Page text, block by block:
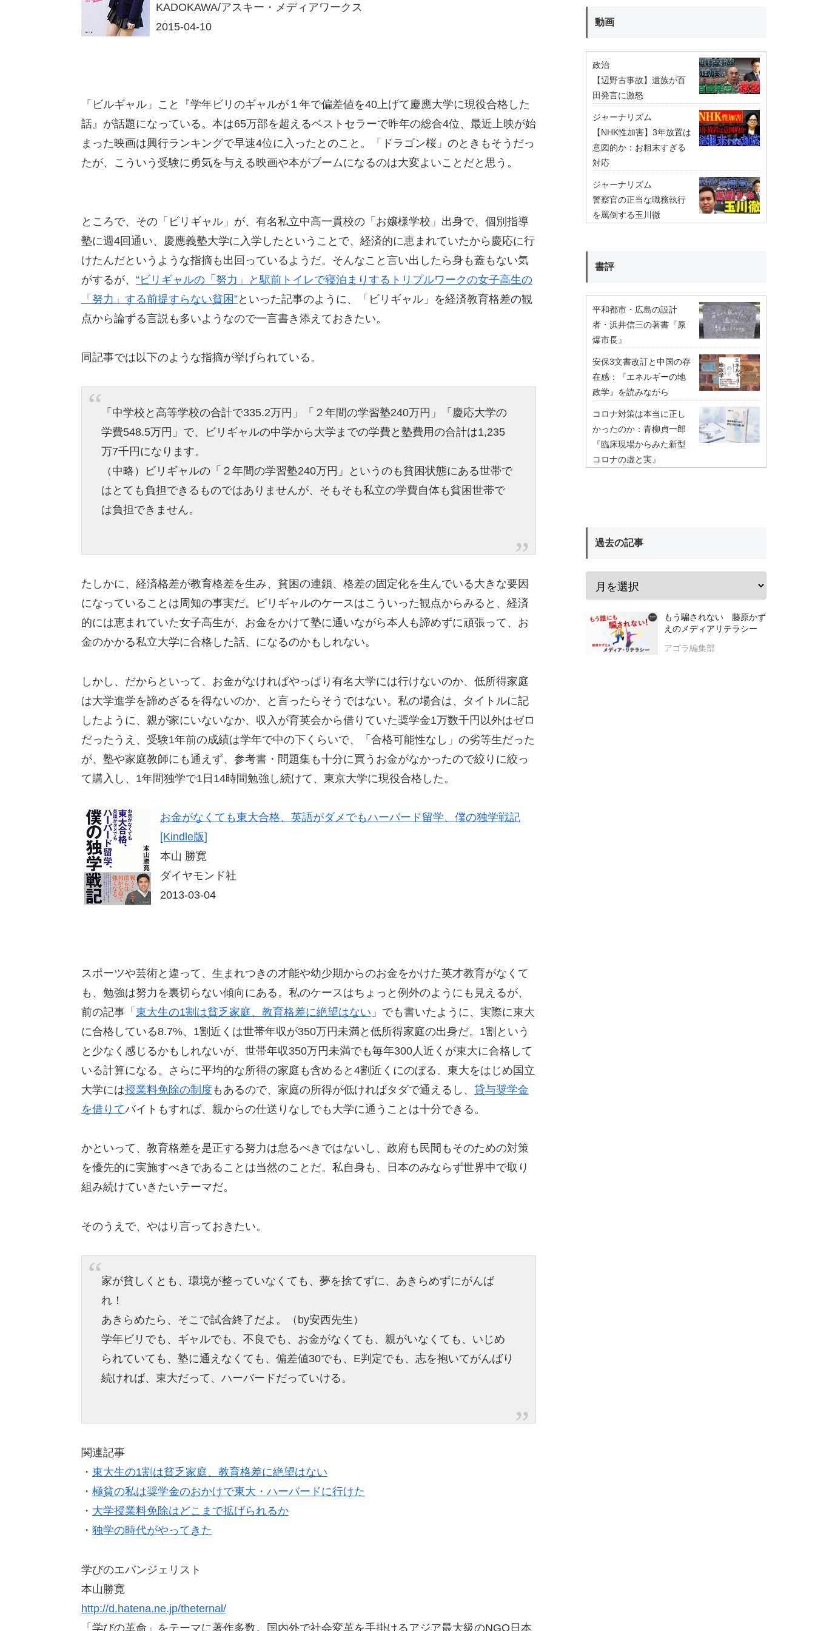
KADOKAWA/アスキー・メディアワークス
2015-04-10
「ビルギャル」こと『学年ビリのギャルが１年で偏差値を40上げて慶應大学に現役合格した
話』が話題になっている。本は65万部を超えるベストセラーで昨年の総合4位、最近上映が始
まった映画は興行ランキングで早速4位に入ったとのこと。「ドラゴン桜」のときもそうだっ
たが、こういう受験に勇気を与える映画や本がブームになるのは大変よいことだと思う。
ところで、その「ビリギャル」が、有名私立中高一貫校の「お嬢様学校」出身で、個別指導
塾に週4回通い、慶應義塾大学に入学したということで、経済的に恵まれていたから慶応に行
けたんだというような指摘も出回っているようだ。そんなこと言い出したら身も蓋もない気
がするが、 “ビリギャルの「努力」と駅前トイレで寝泊まりするトリプルワークの女子高生の
「努力」する前提すらない貧困”といった記事のように、「ビリギャル」を経済教育格差の観
点から論ずる言説も多いようなので一言書き添えておきたい。
同記事では以下のような指摘が挙げられている。
「中学校と高等学校の合計で335.2万円」「２年間の学習塾240万円」「慶応大学の
学費548.5万円」で、ビリギャルの中学から大学までの学費と塾費用の合計は1,235
万7千円になります。
（中略）ビリギャルの「２年間の学習塾240万円」というのも貧困状態にある世帯で
はとても負担できるものではありませんが、そもそも私立の学費自体も貧困世帯で
は負担できません。
たしかに、経済格差が教育格差を生み、貧困の連鎖、格差の固定化を生んでいる大きな要因
になっていることは周知の事実だ。ビリギャルのケースはこういった観点からみると、経済
的には恵まれていた女子高生が、お金をかけて塾に通いながら本人も諦めずに頑張って、お
金のかかる私立大学に合格した話、になるのかもしれない。
しかし、だからといって、お金がなければやっぱり有名大学には行けないのか、低所得家庭
は大学進学を諦めざるを得ないのか、と言ったらそうではない。私の場合は、タイトルに記
したように、親が家にいないなか、収入が育英会から借りていた奨学金1万数千円以外はゼロ
だったうえ、受験1年前の成績は学年で中の下くらいで、「合格可能性なし」の劣等生だった
が、塾や家庭教師にも通えず、参考書・問題集も十分に買うお金がなかったので絞りに絞っ
て購入し、1年間独学で1日14時間勉強し続けて、東京大学に現役合格した。
お金がなくても東大合格、英語がダメでもハーバード留学、僕の独学戦記
[Kindle版]
本山 勝寛
ダイヤモンド社
2013-03-04
スポーツや芸術と違って、生まれつきの才能や幼少期からのお金をかけた英才教育がなくて
も、勉強は努力を裏切らない傾向にある。私のケースはちょっと例外のようにも見えるが、
前の記事「 東大生の1割は貧乏家庭、教育格差に絶望はない 」でも書いたように、実際に東大
に合格している8.7%、1割近くは世帯年収が350万円未満と低所得家庭の出身だ。1割という
と少なく感じるかもしれないが、世帯年収350万円未満でも毎年300人近くが東大に合格して
いる計算になる。さらに平均的な所得の家庭も含めると4割近くにのぼる。東大をはじめ国立
大学には授業料免除の制度 もあるので、家庭の所得が低ければタダで通えるし、 貸与奨学金
を借りてバイトもすれば、親からの仕送りなしでも大学に通うことは十分できる。
かといって、教育格差を是正する努力は怠るべきではないし、政府も民間もそのための対策
を優先的に実施すべきであることは当然のことだ。私自身も、日本のみならず世界中で取り
組み続けていきたいテーマだ。
そのうえで、やはり言っておきたい。
家が貧しくとも、環境が整っていなくても、夢を捨てずに、あきらめずにがんば
れ！
あきらめたら、そこで試合終了だよ。（by安西先生）
学年ビリでも、ギャルでも、不良でも、お金がなくても、親がいなくても、いじめ
られていても、塾に通えなくても、偏差値30でも、E判定でも、志を抱いてがんばり
続ければ、東大だって、ハーバードだっていける。
関連記事
・ 東大生の1割は貧乏家庭、教育格差に絶望はない
・ 極貧の私は奨学金のおかけで東大・ハーバードに行けた
・ 大学授業料免除はどこまで拡げられるか
・ 独学の時代がやってきた
学びのエバンジェリスト
本山勝寛
http://d.hatena.ne.jp/theternal/
「学びの革命」をテーマに著作多数。国内外で社会変革を手掛けるアジア最大級のNGO日本
動画
政治
【辺野古事故】遺族が百
田発言に激怒
ジャーナリズム
【NHK性加害】3年放置は
意図的か：お粗末すぎる
対応
ジャーナリズム
警察官の正当な職務執行
を罵倒する玉川徹
書評
平和都市・広島の設計
者・浜井信三の著書『原
爆市長』
安保3文書改訂と中国の存
在感：『エネルギーの地
政学』を読みながら
コロナ対策は本当に正し
かったのか：青柳貞一郎
『臨床現場からみた新型
コロナの虚と実』
過去の記事
もう騙されない 藤原かず
えのメディアリテラシー
アゴラ編集部